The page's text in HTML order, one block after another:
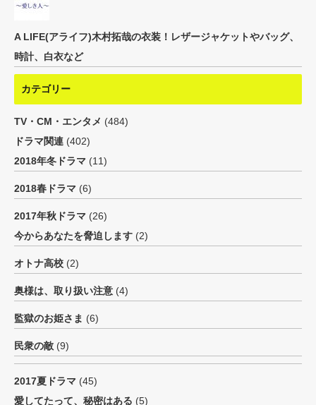
A LIFE(アライフ)木村拓哉の衣装！レザージャケットやバッグ、
時計、白衣など
カテゴリー
TV・CM・エンタメ (484)
ドラマ関連 (402)
2018年冬ドラマ (11)
2018春ドラマ (6)
2017年秋ドラマ (26)
今からあなたを脅迫します (2)
オトナ高校 (2)
奥様は、取り扱い注意 (4)
監獄のお姫さま (6)
民衆の敵 (9)
2017夏ドラマ (45)
愛してたって、秘密はある (5)